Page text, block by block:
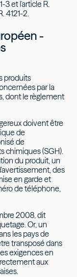
3 et l'article R.
4121-2.
-
produits
par la
dont le règlement
doivent être
de
de
chimiques (SGH).
du produit, un
des
en garde et
de téléphone,
2008, dit
Or, un
les pays de
transposé dans
exigences en
aux